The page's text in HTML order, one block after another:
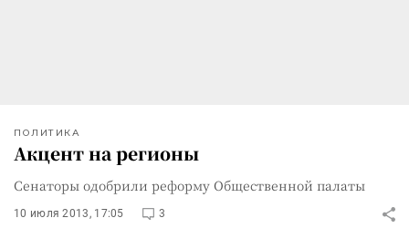
ПОЛИТИКА
Акцент на регионы
Сенаторы одобрили реформу Общественной палаты
10 июля 2013, 17:05 3